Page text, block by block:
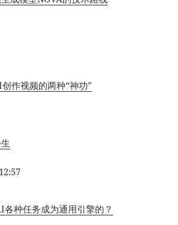
作视频的两种“神功”
种任务成为通用引擎的？